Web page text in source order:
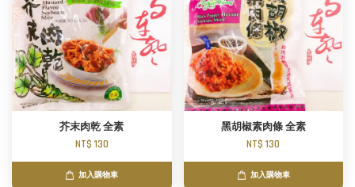
芥末肉乾 全素
NT$ 130
加入購物車
黑胡椒素肉條 全素
NT$ 130
加入購物車